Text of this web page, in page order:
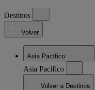
Destinos
Volver
Asia Pacífico
Asia Pacífico
Volver a Destinos